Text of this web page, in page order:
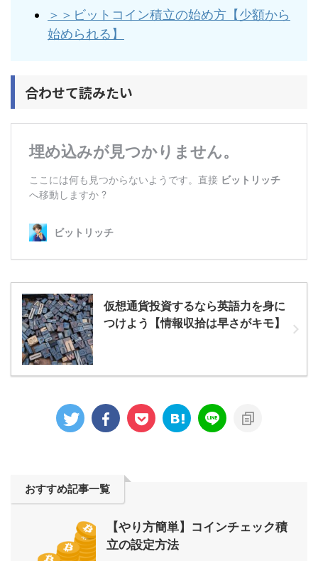
＞＞ビットコイン積立の始め方【少額から
始められる】
合わせて読みたい
仮想通貨投資するなら英語力を身に
つけよう【情報収拾は早さがキモ】
おすすめ記事一覧
【やり方簡単】コインチェック積
立の設定方法